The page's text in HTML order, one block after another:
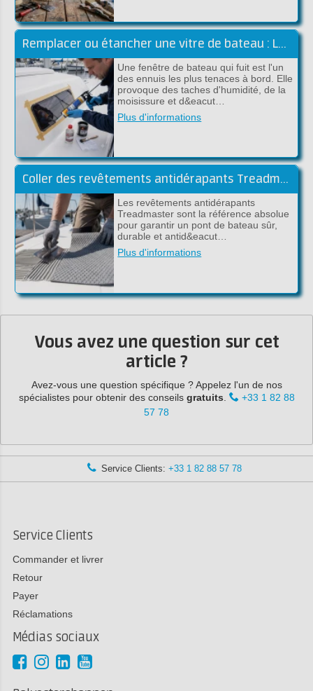
Remplacer ou étancher une vitre de bateau : Le guide complet (Sika)
Une fenêtre de bateau qui fuit est l'un
des ennuis les plus tenaces à bord. Elle
provoque des taches d'humidité, de la
moisissure et d&eacut…
Plus d'informations
Coller des revêtements antidérapants Treadmaster avec de la colle époxy (guide pratique)
Les revêtements antidérapants
Treadmaster sont la référence absolue
pour garantir un pont de bateau sûr,
durable et antid&eacut…
Plus d'informations
Vous avez une question sur cet
article ?
Avez-vous une question spécifique ? Appelez l'un de nos
spécialistes pour obtenir des conseils gratuits
+33 1 82 88
57 78
Service Clients:+33 1 82 88 57 78
Service Clients
Commander et livrer
Retour
Payer
Réclamations
Médias sociaux